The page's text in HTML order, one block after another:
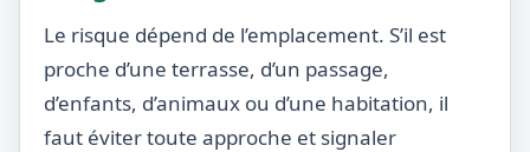
Le risque dépend de l’emplacement. S’il est
proche d’une terrasse, d’un passage,
d’enfants, d’animaux ou d’une habitation, il
faut éviter toute approche et signaler